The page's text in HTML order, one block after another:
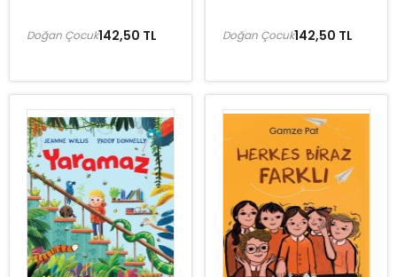
142,50 TL
Doğan Çocuk 142,50 TL
Doğan Çocuk